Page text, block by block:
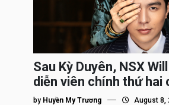
Sau Kỳ Duyên, NSX
diễn viên chính thứ hai
Em 3″
by Huyền My Trương August 8,